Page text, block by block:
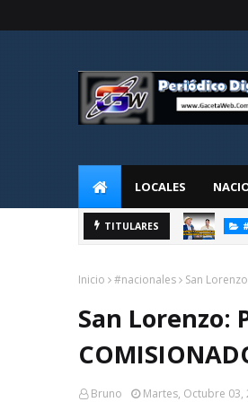
LOCALES
TITULARES
Inicio #nacionales San
San Lorenzo:
Bruno Martes, Octubre 03,